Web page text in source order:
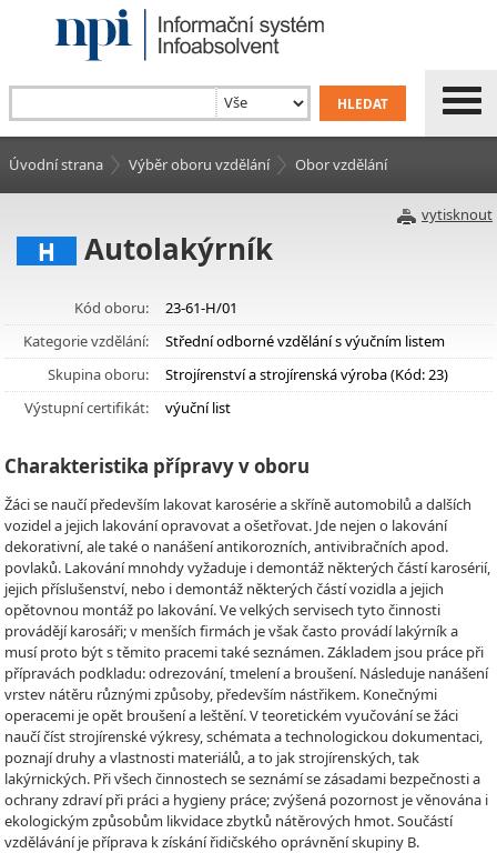
Úvodní strana Výběr oboru vzdělání Obor vzdělání
vytisknout
H Autolakýrník
Kód oboru:
23-61-H/01
Kategorie vzdělání:
Střední odborné vzdělání s výučním listem
Skupina oboru:
Strojírenství a strojírenská výroba (Kód: 23)
Výstupní certifikát:
výuční list
Charakteristika přípravy v oboru
Žáci se naučí především lakovat karosérie a skříně automobilů a dalších
vozidel a jejich lakování opravovat a ošetřovat. Jde nejen o lakování
dekorativní, ale také o nanášení antikorozních, antivibračních apod.
povlaků. Lakování mnohdy vyžaduje i demontáž některých částí karosérií,
jejich příslušenství, nebo i demontáž některých částí vozidla a jejich
opětovnou montáž po lakování. Ve velkých servisech tyto činnosti
provádějí karosáři; v menších firmách je však často provádí lakýrník a
musí proto být s těmito pracemi také seznámen. Základem jsou práce při
přípravách podkladu: odrezování, tmelení a broušení. Následuje nanášení
vrstev nátěru různými způsoby, především nástřikem. Konečnými
operacemi je opět broušení a leštění. V teoretickém vyučování se žáci
naučí číst strojírenské výkresy, schémata a technologickou dokumentaci,
poznají druhy a vlastnosti materiálů, a to jak strojírenských, tak
lakýrnických. Při všech činnostech se seznámí se zásadami bezpečnosti a
ochrany zdraví při práci a hygieny práce; zvýšená pozornost je věnována i
ekologickým způsobům likvidace zbytků nátěrových hmot. Součástí
vzdělávání je příprava k získání řidičského oprávnění skupiny B.